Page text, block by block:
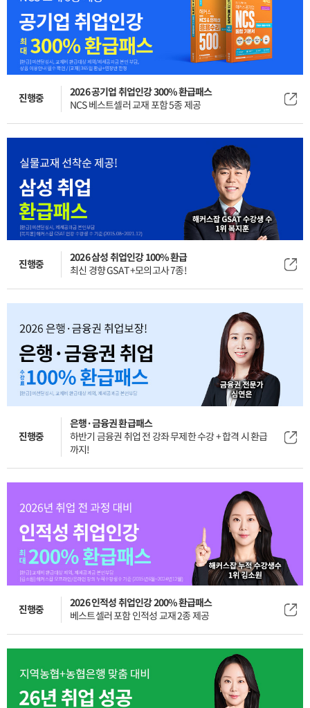
진행중
2026 공기업 취업인강 300% 환급패스
NCS 베스트셀러 교재 포함 5종 제공
진행중
2026 삼성 취업인강 100% 환급
최신 경향 GSAT+모의고사 7종!
진행중
은행·금융권 환급패스
하반기 금융권 취업 전 강좌 무제한 수강 + 합격 시 환급
까지!
진행중
2026 인적성 취업인강 200% 환급패스
베스트셀러 포함 인적성 교재 2종 제공